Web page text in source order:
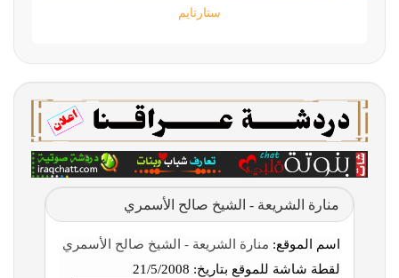
ستارتايم
منارة الشريعة - الشيخ صالح الأسمري
اسم الموقع: منارة الشريعة - الشيخ صالح الأسمري
لقطة شاشة للموقع بتاريخ: